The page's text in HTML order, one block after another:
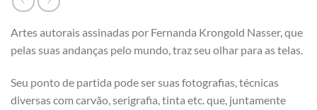
Artes autorais assinadas por Fernanda Krongold Nasser, que
pelas suas andanças pelo mundo, traz seu olhar para as telas.
Seu ponto de partida pode ser suas fotografias, técnicas
diversas com carvão, serigrafia, tinta etc. que, juntamente